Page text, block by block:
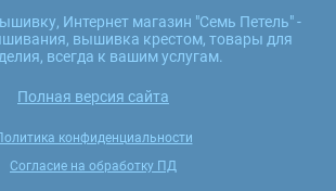
Интернет магазин "Семь Петель" -
вышивка крестом, товары для
всегда к вашим услугам.
Полная версия сайта
конфиденциальности
Согласие на обработку ПД